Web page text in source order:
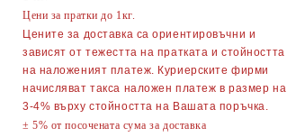
Цени за пратки до 1кг.
Цените за доставка са ориентировъчни и
зависят от тежестта на пратката и стойността
на наложеният платеж. Куриерските фирми
начисляват такса наложен платеж в размер на
3-4% върху стойността на Вашата поръчка.
± 5% от посочената сума за доставка